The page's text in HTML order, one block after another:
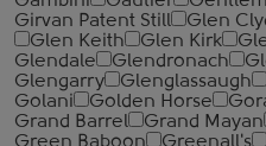
Girvan Patent Still
Glen
Glen Keith
Glen Kirk
Glendale
Glendronach
Glengarry
Glenglassaugh
Golani
Golden Horse
Grand Barrel
Grand Mayan